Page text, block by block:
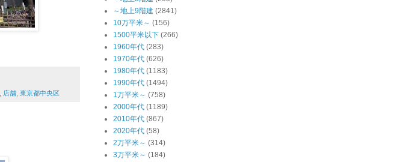
店舗 東京都中央区
～地上9階建 (2841)
10万平米～ (156)
1500平米以下 (266)
1960年代 (283)
1970年代 (626)
1980年代 (1183)
1990年代 (1494)
1万平米～ (758)
2000年代 (1189)
2010年代 (867)
2020年代 (58)
2万平米～ (314)
3万平米～ (184)